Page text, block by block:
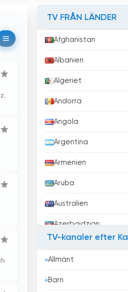
TV FRÅN LÄNDER
Afghanistan
Albanien
Algeriet
Andorra
Angola
Argentina
Armenien
Aruba
Australien
Azerbajdzjan
TV-kanaler efter
Allmänt
Barn